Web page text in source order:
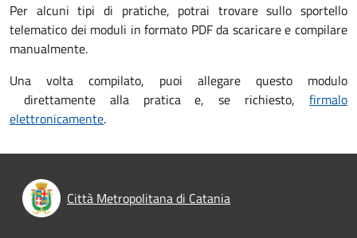
Per alcuni tipi di pratiche, potrai trovare sullo sportello
telematico dei moduli in formato PDF da scaricare e compilare
manualmente.
Una volta compilato, puoi allegare questo modulo
direttamente alla pratica e, se richiesto, firmalo
elettronicamente.
Città Metropolitana di Catania